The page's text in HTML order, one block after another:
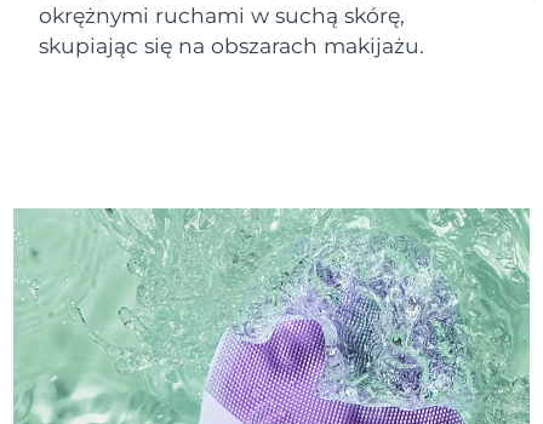
okrężnymi ruchami w suchą skórę,
skupiając się na obszarach makijażu.